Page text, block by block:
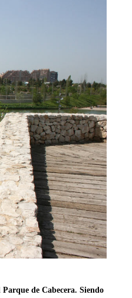
de Cabecera. Siendo